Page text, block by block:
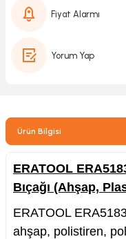
Fiyat Alarmı
Yorum Yap
Ürün Bilgisi
ERATOOL
Bıçağı (Ahşap,
ERATOOL
ahşap, polistiren,